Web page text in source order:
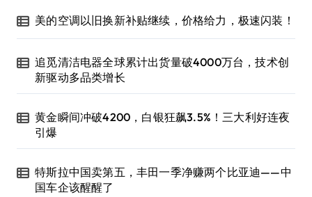
美的空调以旧换新补贴继续，价格给力，极速闪装！
追觅清洁电器全球累计出货量破4000万台，技术创
新驱动多品类增长
黄金瞬间冲破4200，白银狂飙3.5%！三大利好连夜
引爆
特斯拉中国卖第五，丰田一季净赚两个比亚迪——中
国车企该醒醒了